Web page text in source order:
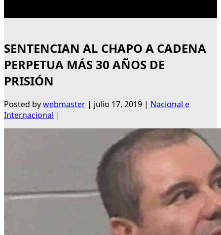
SENTENCIAN AL CHAPO A CADENA
PERPETUA MÁS 30 AÑOS DE
PRISIÓN
Posted bywebmaster | julio 17, 2019 | Nacional e
Internacional |